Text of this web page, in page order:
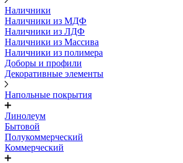
Наличники
Наличники из МДФ
Наличники из ЛДФ
Наличники из Массива
Наличники из полимера
Доборы и профили
Декоративные элементы
Напольные покрытия
Линолеум
Бытовой
Полукоммерческий
Коммерческий